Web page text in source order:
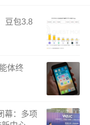
豆包3.8
体终
幕：多项